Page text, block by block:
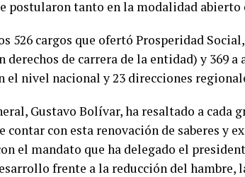
postularon tanto en la modalidad abierto
526 cargos que ofertó Prosperidad
derechos de carrera de la entidad) y 369
el nivel nacional y 23 direcciones
Gustavo Bolívar, ha resaltado a cada
con esta renovación de saberes y
el mandato que ha delegado el
frente a la reducción del hambre,